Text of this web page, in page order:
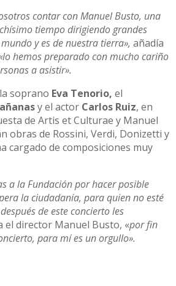
contar con Manuel Busto, una
tiempo dirigiendo grandes
y es de nuestra tierra», añadía
hemos preparado con mucho cariño
a asistir».
soprano Eva Tenorio, el
y el actor Carlos Ruiz, en
de Artis et Culturae y Manuel
obras de Rossini, Verdi, Donizetti y
cargado de composiciones muy
a la Fundación por hacer posible
la ciudadanía, para quien no esté
de este concierto les
el director Manuel Busto, «por fin
para mí es un orgullo».